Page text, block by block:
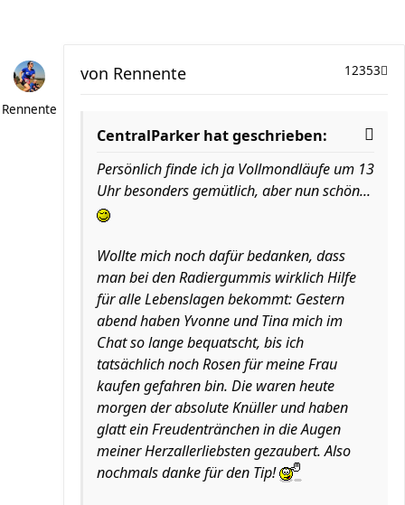
Rennente
12353
von Rennente
CentralParker hat geschrieben:
Persönlich finde ich ja Vollmondläufe um 13
Uhr besonders gemütlich, aber nun schön...
Wollte mich noch dafür bedanken, dass
man bei den Radiergummis wirklich Hilfe
für alle Lebenslagen bekommt: Gestern
abend haben Yvonne und Tina mich im
Chat so lange bequatscht, bis ich
tatsächlich noch Rosen für meine Frau
kaufen gefahren bin. Die waren heute
morgen der absolute Knüller und haben
glatt ein Freudentränchen in die Augen
meiner Herzallerliebsten gezaubert. Also
nochmals danke für den Tip!